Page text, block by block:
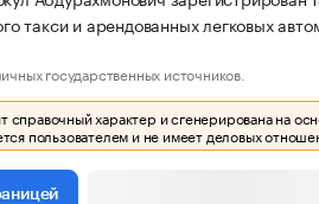
такси и арендованных легковых
государственных источников.
характер и сгенерирована на
пользователем и не имеет деловых